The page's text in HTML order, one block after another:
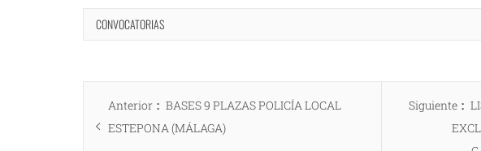
CONVOCATORIAS
Navegación
de Anterior
Entrada
anterior:
BASES 9 PLAZAS POLICÍA LOCAL
ESTEPONA (MÁLAGA)
Siguiente